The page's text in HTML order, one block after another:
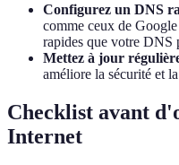
Configurez un DNS
comme ceux de
rapides que votre DNS
Mettez à jour
améliore la sécurité et
Checklist avant
Internet